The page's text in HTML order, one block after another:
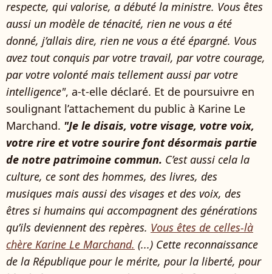
respecte, qui valorise, a débuté la ministre. Vous êtes
aussi un modèle de ténacité, rien ne vous a été
donné, j’allais dire, rien ne vous a été épargné. Vous
avez tout conquis par votre travail, par votre courage,
par votre volonté mais tellement aussi par votre
intelligence", a-t-elle déclaré. Et de poursuivre en
soulignant l’attachement du public à Karine Le
Marchand. "Je le disais, votre visage, votre voix,
votre rire et votre sourire font désormais partie
de notre patrimoine commun. C’est aussi cela la
culture, ce sont des hommes, des livres, des
musiques mais aussi des visages et des voix, des
êtres si humains qui accompagnent des générations
qu’ils deviennent des repères. Vous êtes de celles-là
chère Karine Le Marchand. (...) Cette reconnaissance
de la République pour le mérite, pour la liberté, pour